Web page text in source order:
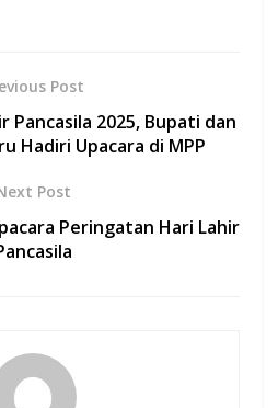
l Post
Pancasila 2025, Bupati dan
Hadiri Upacara di MPP
Post
Peringatan Hari Lahir